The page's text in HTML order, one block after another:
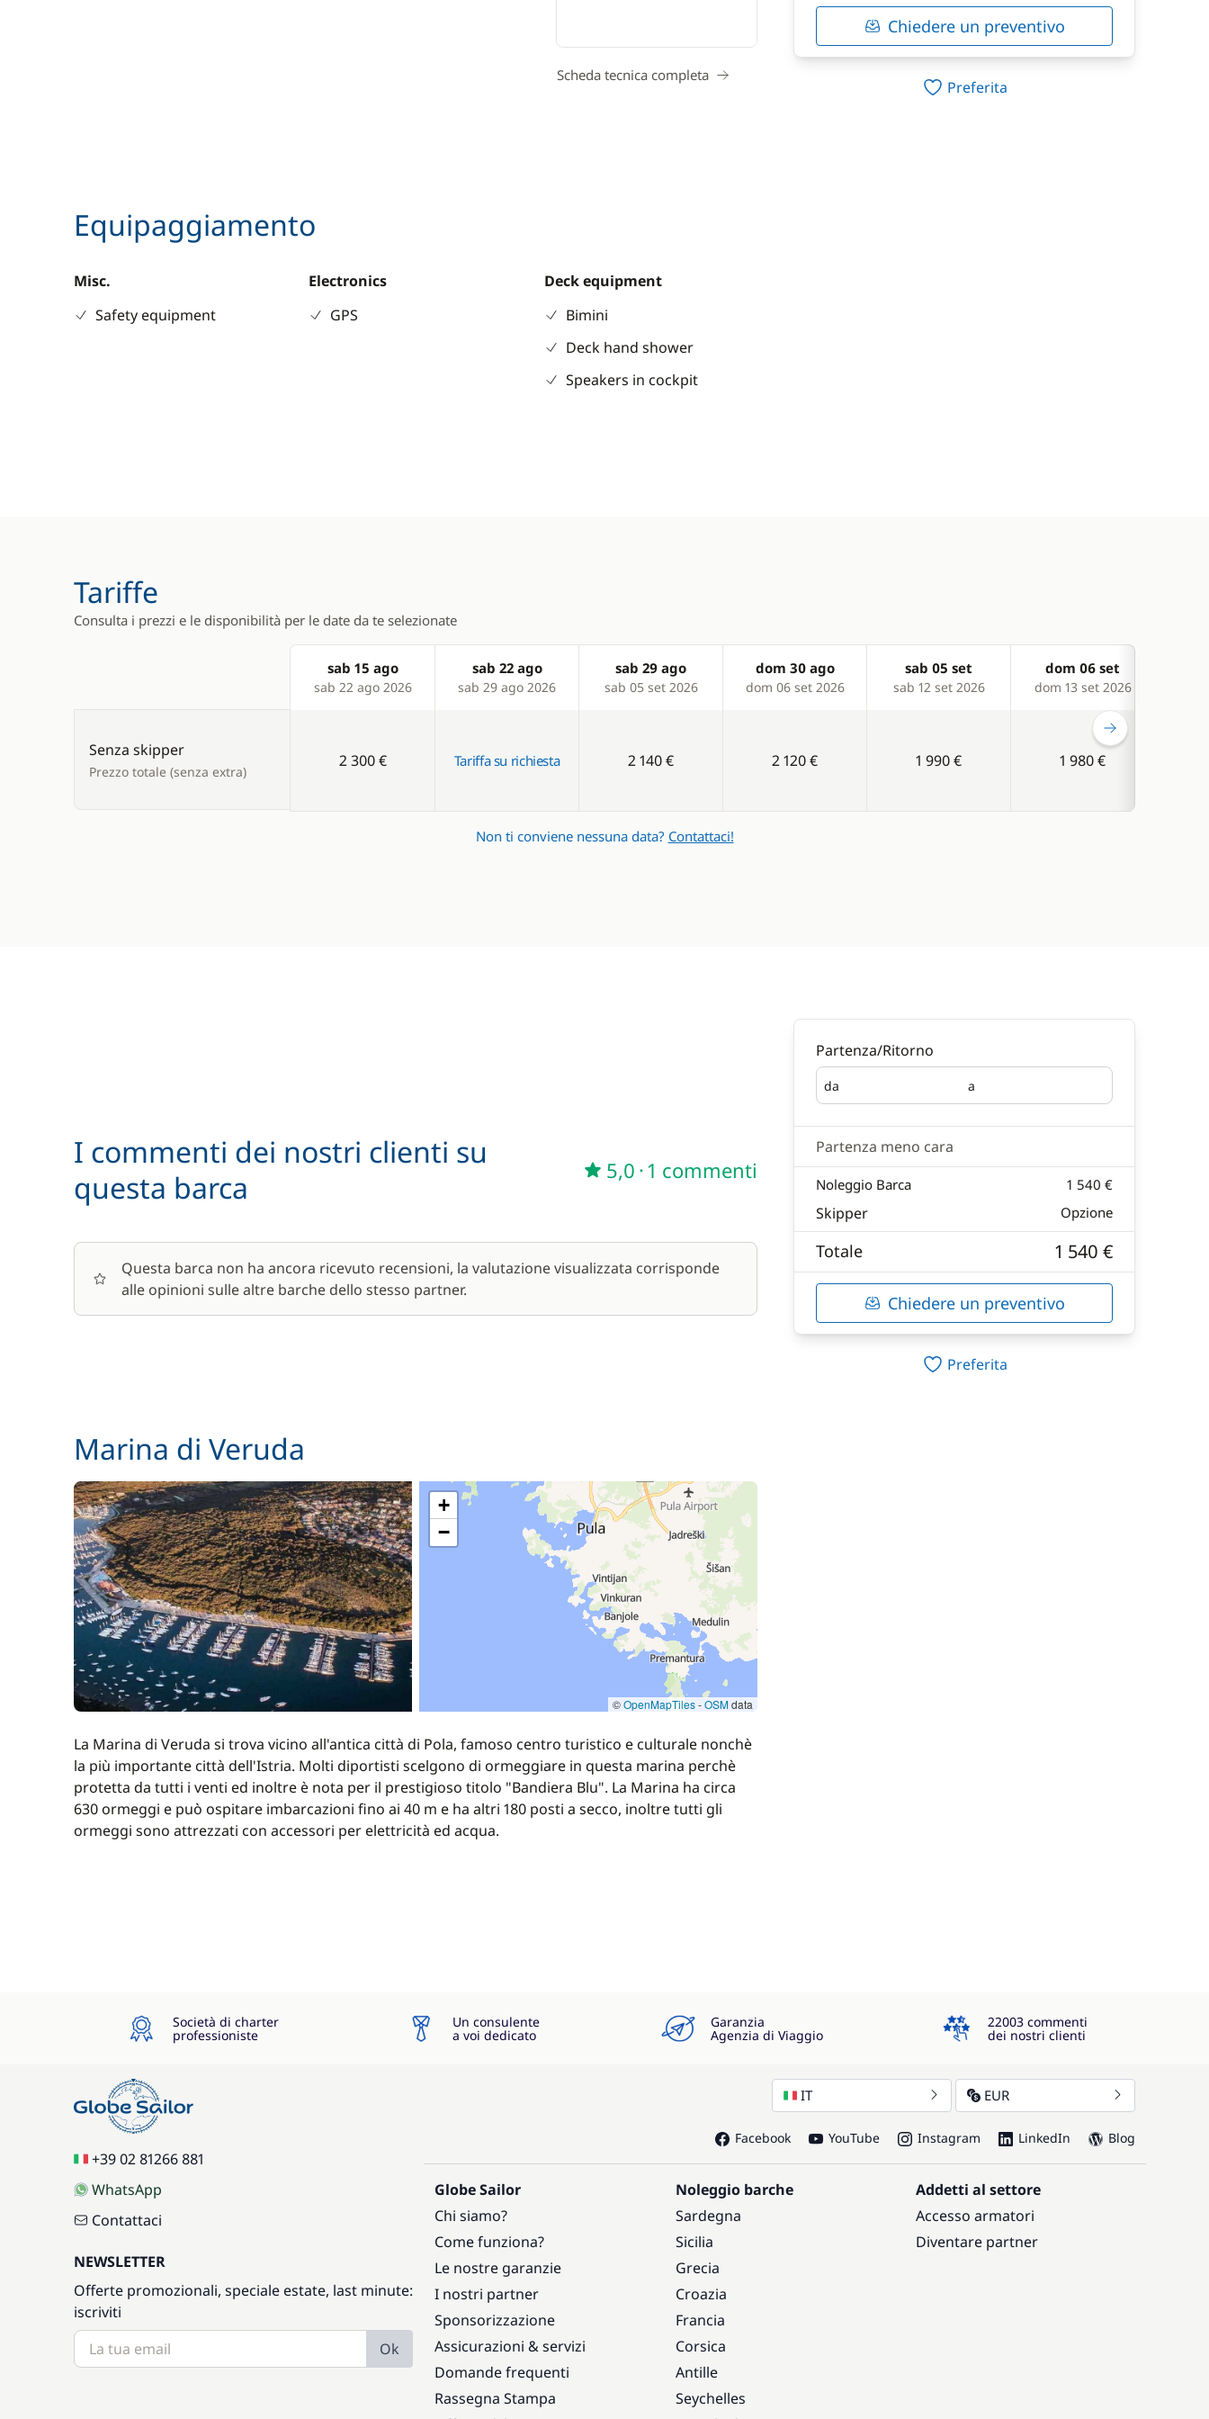
Scheda tecnica completa
Equipaggiamento
Misc.
Safety equipment
Electronics
GPS
Deck equipment
Bimini
Deck hand shower
Speakers in cockpit
Chiedere un preventivo
Preferita
Tariffe
Consulta i prezzi e le disponibilità per le date da te selezionate
Products
sab 15 ago
sab 22 ago 2026
sab 22 ago
sab 29 ago 2026
sab 29 ago
sab 05 set 2026
dom 30 ago
dom 06 set 2026
sab 05 set
sab 12 set 2026
dom 06 set
dom 13 set 2026
Senza skipper
Prezzo totale (senza extra)
2 300 € Tariffa su richiesta 2 140 € 2 120 € 1 990 € 1 980 €
Non ti conviene nessuna data? Contattaci!
I commenti dei nostri clienti su
questa barca
5,0 ·1 commenti
Questa barca non ha ancora ricevuto recensioni, la valutazione visualizzata corrisponde
alle opinioni sulle altre barche dello stesso partner.
Marina di Veruda
+
−
©OpenMapTiles-OSMdata
La Marina di Veruda si trova vicino all'antica città di Pola, famoso centro turistico e culturale nonchè
la più importante città dell'Istria. Molti diportisti scelgono di ormeggiare in questa marina perchè
protetta da tutti i venti ed inoltre è nota per il prestigioso titolo "Bandiera Blu". La Marina ha circa
630 ormeggi e può ospitare imbarcazioni fino ai 40 m e ha altri 180 posti a secco, inoltre tutti gli
ormeggi sono attrezzati con accessori per elettricità ed acqua.
Partenza/Ritorno
da
Partenza a
Ritorno
Partenza meno cara
Noleggio Barca 1 540 €
Skipper Opzione
Totale 1 540 €
Chiedere un preventivo
Preferita
Società di charter
professioniste
Un consulente
a voi dedicato
Garanzia
Agenzia di Viaggio
4.3
22003 commenti
dei nostri clienti
+39 02 81266 881
WhatsApp
Contattaci
NEWSLETTER
Offerte promozionali, speciale estate, last minute:
iscriviti
Ok
IT EUR
Facebook YouTube Instagram LinkedIn Blog
Globe Sailor
Chi siamo?
Come funziona?
Le nostre garanzie
I nostri partner
Sponsorizzazione
Assicurazioni & servizi
Domande frequenti
Rassegna Stampa
Noleggio barche
Sardegna
Sicilia
Grecia
Croazia
Francia
Corsica
Antille
Seychelles
Addetti al settore
Accesso armatori
Diventare partner